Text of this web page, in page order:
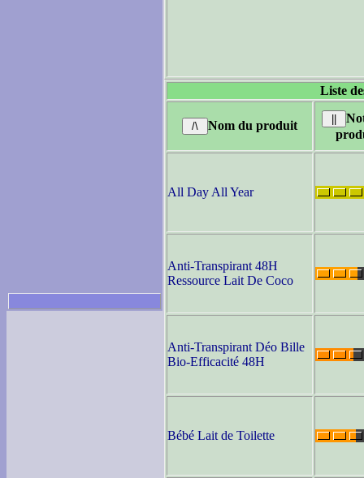
Liste
Nom du produit
All Day All Year
Anti-Transpirant 48H
Ressource Lait De Coco
Anti-Transpirant Déo Bille
Bio-Efficacité 48H
Bébé Lait de Toilette